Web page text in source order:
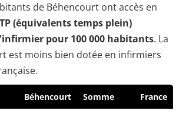
de Béhencourt ont accès en
(équivalents temps plein)
pour 100 000 habitants. La
est moins bien dotée en infirmiers
Béhencourt Somme France